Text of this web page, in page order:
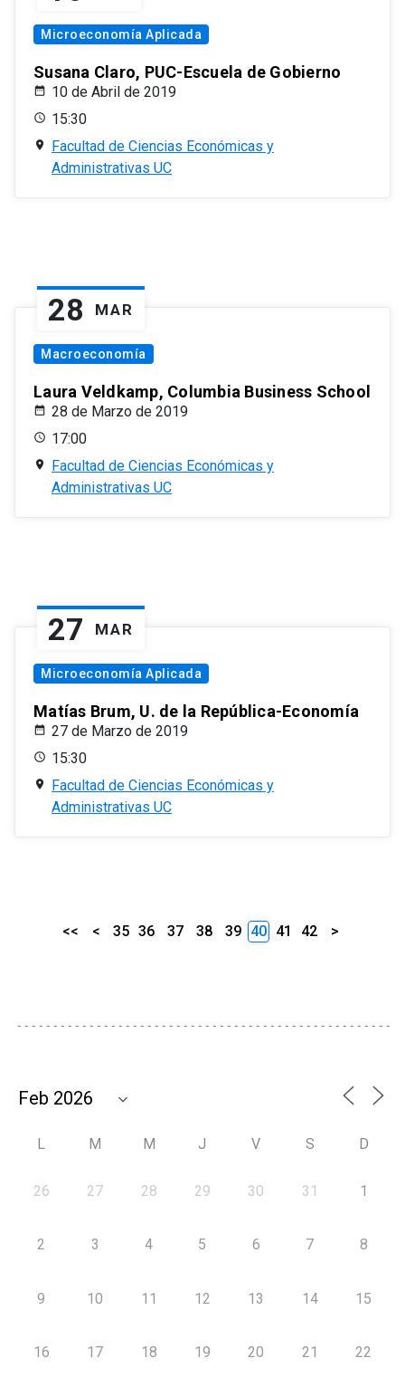
Microeconomía Aplicada
Susana Claro, PUC-Escuela de Gobierno
10 de Abril de 2019
15:30
Facultad de Ciencias Económicas y
Administrativas UC
28 MAR
Macroeconomía
Laura Veldkamp, Columbia Business School
28 de Marzo de 2019
17:00
Facultad de Ciencias Económicas y
Administrativas UC
27 MAR
Microeconomía Aplicada
Matías Brum, U. de la República-Economía
27 de Marzo de 2019
15:30
Facultad de Ciencias Económicas y
Administrativas UC
<< < 35 36 37 38 39 40 41 42 >
L M M J V S D
26 27 28 29 30 31 1
2 3 4 5 6 7 8
9 10 11 12 13 14 15
16 17 18 19 20 21 22